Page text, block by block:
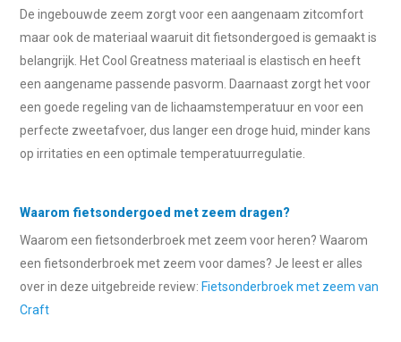
De ingebouwde zeem zorgt voor een aangenaam zitcomfort
maar ook de materiaal waaruit dit fietsondergoed is gemaakt is
belangrijk. Het Cool Greatness materiaal is elastisch en heeft
een aangename passende pasvorm. Daarnaast zorgt het voor
een goede regeling van de lichaamstemperatuur en voor een
perfecte zweetafvoer, dus langer een droge huid, minder kans
op irritaties en een optimale temperatuurregulatie.
Waarom fietsondergoed met zeem dragen?
Waarom een fietsonderbroek met zeem voor heren? Waarom
een fietsonderbroek met zeem voor dames? Je leest er alles
over in deze uitgebreide review: Fietsonderbroek met zeem van
Craft